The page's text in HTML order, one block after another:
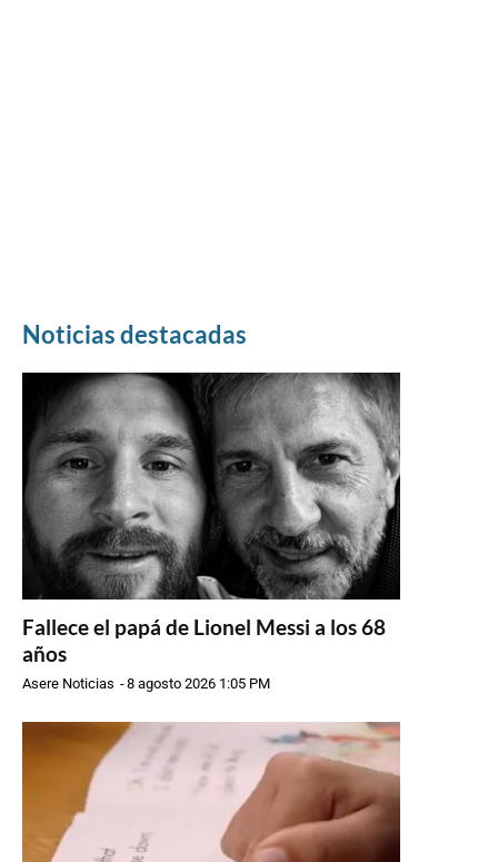
Noticias destacadas
Fallece el papá de Lionel Messi a los 68
años
Asere Noticias -8 agosto 2026 1:05 PM